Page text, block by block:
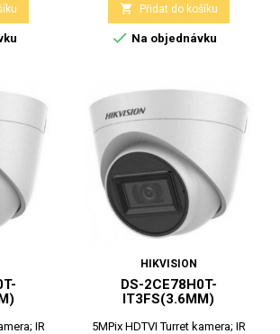
 Přidat do košíku
 Na objednávku
IR
HIKVISION
DS-2CE78H0T-
IT3FS(3.6MM)
5MPix HDTVI Turret kamera; IR